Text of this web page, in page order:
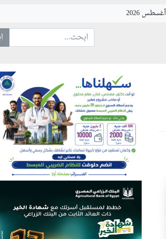
ابحث عن... :
منطقة إعلانية
منطقة إعلانية